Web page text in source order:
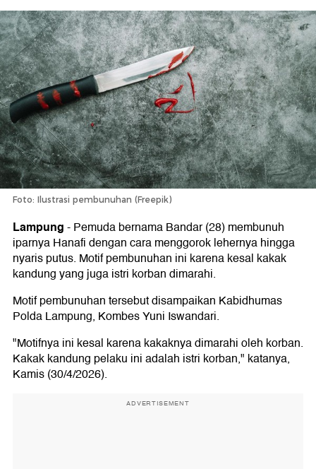
Foto: Ilustrasi pembunuhan (Freepik)
Lampung-Pemuda bernama Bandar (28) membunuh
iparnya Hanafi dengan cara menggorok lehernya hingga
nyaris putus. Motif pembunuhan ini karena kesal kakak
kandung yang juga istri korban dimarahi.
Motif pembunuhan tersebut disampaikan Kabidhumas
Polda Lampung, Kombes Yuni Iswandari.
"Motifnya ini kesal karena kakaknya dimarahi oleh korban.
Kakak kandung pelaku ini adalah istri korban," katanya,
Kamis (30/4/2026).
ADVERTISEMENT